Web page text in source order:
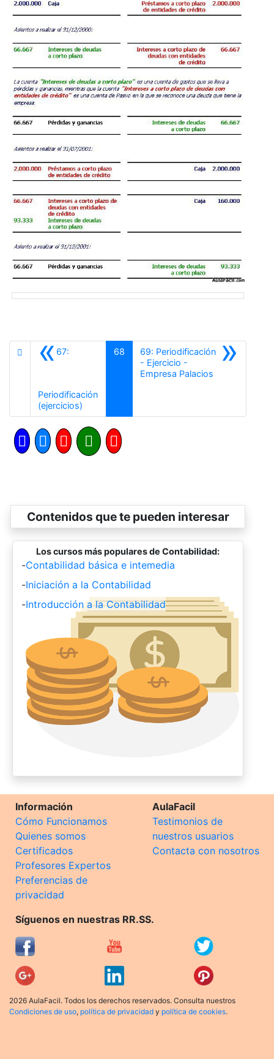
«67:
Periodificación
(ejercicios)
68 »
69: Periodificación
- Ejercicio -
Empresa PalaciosSiguiente
Contenidos que te pueden interesar
Los cursos más populares de Contabilidad:
-Contabilidad básica e intemedia
-Iniciación a la Contabilidad
-Introducción a la Contabilidad
Información
Cómo Funcionamos
Quienes somos
Certificados
Profesores Expertos
Preferencias de
privacidad
AulaFacil
Testimonios de
nuestros usuarios
Contacta con nosotros
Síguenos en nuestras RR.SS.
2026 AulaFacil. Todos los derechos reservados. Consulta nuestros
Condiciones de uso, política de privacidad y política de cookies.